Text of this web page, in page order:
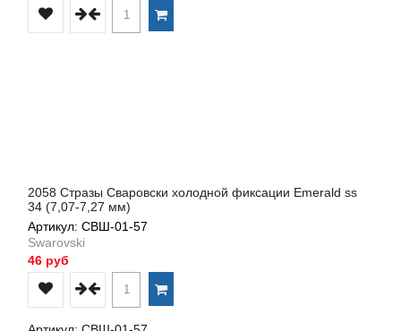
2058 Стразы Сваровски холодной фиксации Emerald ss
34 (7,07-7,27 мм)
Артикул: СВШ-01-57
Swarovski
46 руб